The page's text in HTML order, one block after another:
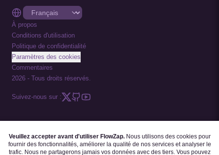
À propos
Conditions d'utilisation
Politique de confidentialité
Paramètres des cookies
Commentaires
2026 - Tous droits réservés.
Suivez-nous sur :
Veuillez accepter avant d'utiliser FlowZap. Nous utilisons des cookies pour
fournir des fonctionnalités, améliorer la qualité de nos services et analyser le
trafic. Nous ne partagerons jamais vos données avec des tiers. Vous pouvez
CODE FLOWZAP MODÈLES DE DIAGRAMMES TUTORIELS | BLOGUE
|
FAQ